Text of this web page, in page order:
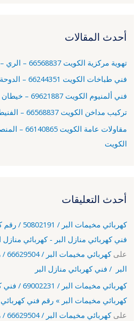
ث
ن
:
أحدث المقالات
تهوية مركزية الكويت 66568837 – الري – شركة تهوية مركزية
فني طباخات الكويت 66244351 – الدوحة – فني تصليح طباخات
فني ألمنيوم الكويت 69621887 – خيطان – فني المنيوم
تركيب مداخن الكويت 66568837 – الفنيطيس – تركيب شفاطات
مقاولات عامة
الكويت
أحدث التعليقات
كهربائي
فني كهربائي منازل البر - كهربائي
على
البر / فني كهربائي منازل البر
كهربائي
كهربائي مخيمات البر » رقم فني كهربائي / 69002231 /
على